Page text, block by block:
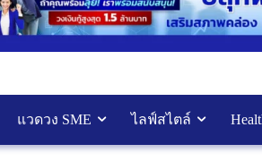
แวดวง SME ไลฟ์สไตล์